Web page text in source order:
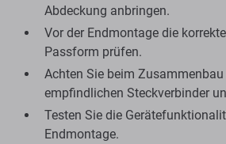
Abdeckung anbringen.
Vor der Endmontage die
Passform prüfen.
Achten Sie beim
empfindlichen Steckverbinder
Testen Sie die
Endmontage.